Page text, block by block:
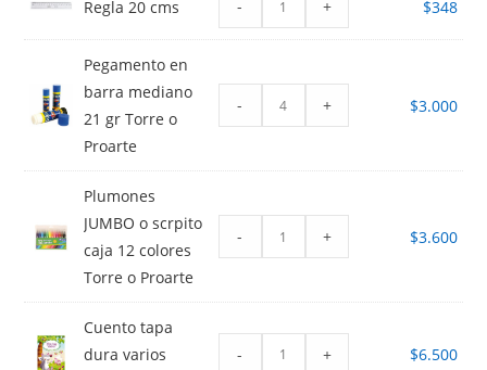
Regla 20 cms - + $348
Pegamento en
barra mediano
21 gr Torre o
Proarte
- + $3.000
Plumones
JUMBO o scrpito
caja 12 colores
Torre o Proarte
- + $3.600
Cuento tapa
dura varios
- + $6.500